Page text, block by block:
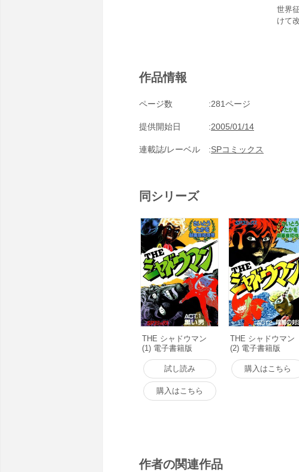
世界
けて
作品情報
ページ数 281ページ
提供開始日 2005/01/14
連載誌/レーベル SPコミックス
同シリーズ
THE シャドウマン
(1) 電子書籍版
試し読み
購入はこちら
THE シャドウマン
(2) 電子書籍版
購入はこちら
作者の関連作品